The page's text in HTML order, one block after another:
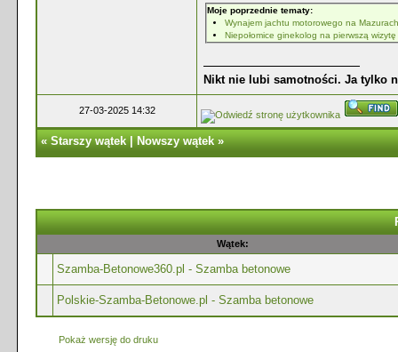
Moje poprzednie tematy:
Wynajem jachtu motorowego na Mazurach
Niepołomice ginekolog na pierwszą wizytę
Nikt nie lubi samotności. Ja tylko
27-03-2025 14:32
«Starszy wątek|Nowszy wątek»
Wątek:
Szamba-Betonowe360.pl - Szamba betonowe
Polskie-Szamba-Betonowe.pl - Szamba betonowe
Pokaż wersję do druku